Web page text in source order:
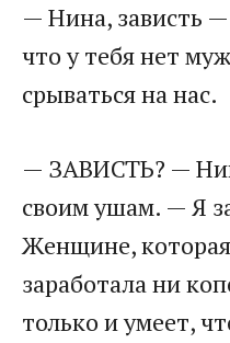
— Нина, зависть —
что у тебя нет
срываться на нас.
— ЗАВИСТЬ? —
своим ушам. — Я
Женщине, которая
заработала ни
только и умеет,